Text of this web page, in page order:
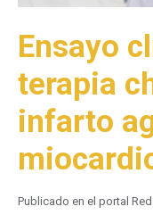
Ensayo
terapia
infarto
Publicado en el portal Red